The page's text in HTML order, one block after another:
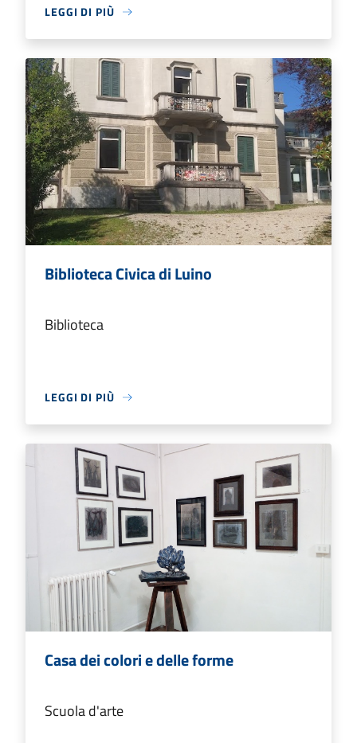
LEGGI DI PIÙ
Biblioteca Civica di Luino
Biblioteca
LEGGI DI PIÙ
Casa dei colori e delle forme
Scuola d'arte